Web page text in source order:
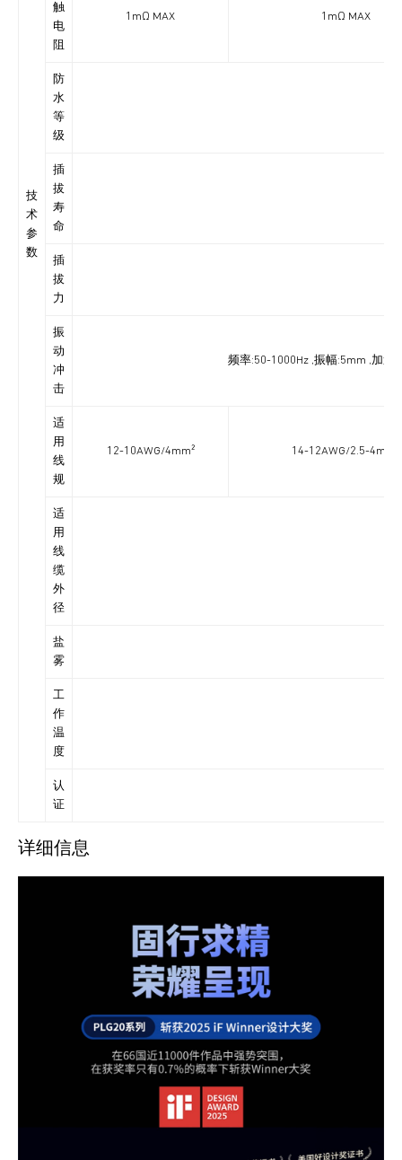
技
术
参
数
触
电
阻
1mΩ MAX 1mΩ MAX
防
水
等
级
插
拔
寿
命
插
拔
力
振
动
冲
击
频率:50-1000Hz ,振幅:5mm ,加
适
用
线
规
12-10AWG/4mm² 14-12AWG/2.5-4mm²
适
用
线
缆
外
径
盐
雾
工
作
温
度
认
证
详细信息